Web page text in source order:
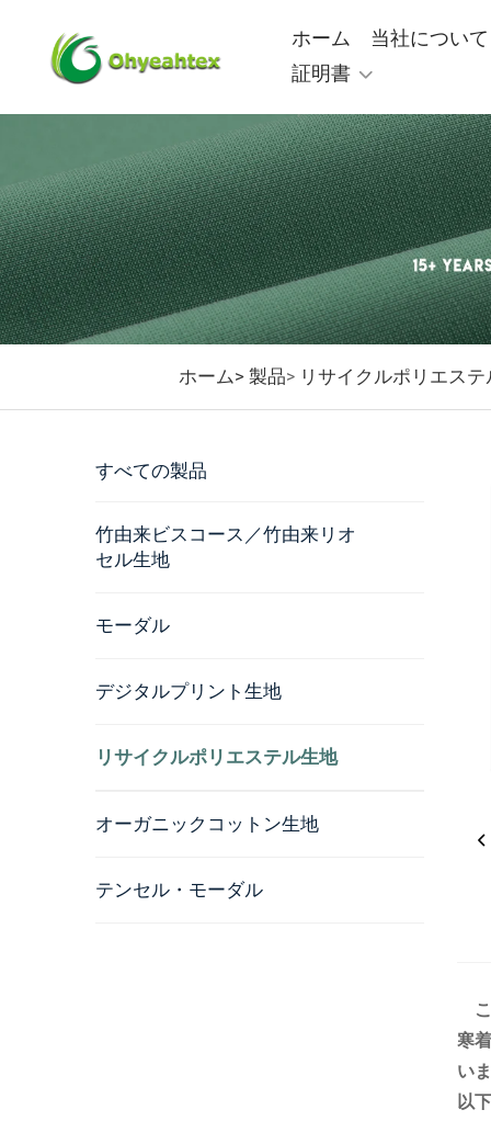
ホーム
当社について
証明書
ホーム> 製品> リサイクルポリエス
すべての製品
竹由来ビスコース／竹由来リオ
セル生地
モーダル
デジタルプリント生地
リサイクルポリエステル生地
オーガニックコットン生地
テンセル・モーダル
寒
い
以